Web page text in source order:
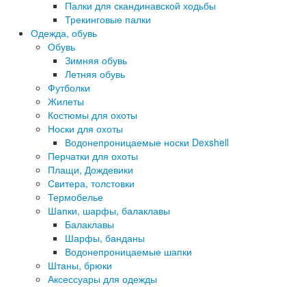
Палки для скандинавской ходьбы
Трекинговые палки
Одежда, обувь
Обувь
Зимняя обувь
Летняя обувь
Футболки
Жилеты
Костюмы для охоты
Носки для охоты
Водонепроницаемые носки Dexshell
Перчатки для охоты
Плащи, Дождевики
Свитера, толстовки
Термобелье
Шапки, шарфы, балаклавы
Балаклавы
Шарфы, банданы
Водонепроницаемые шапки
Штаны, брюки
Аксессуары для одежды